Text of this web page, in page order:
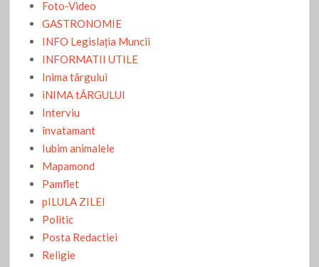
Foto-Video
GASTRONOMIE
INFO Legislaţia Muncii
INFORMATII UTILE
Inima târgului
iNIMA tÂRGULUI
Interviu
învatamant
Iubim animalele
Mapamond
Pamflet
pILULA ZILEI
Politic
Posta Redactiei
Religie